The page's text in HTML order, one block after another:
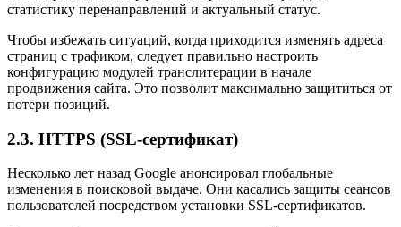
статистику перенаправлений и актуальный статус.
Чтобы избежать ситуаций, когда приходится изменять адреса
страниц с трафиком, следует правильно настроить
конфигурацию модулей транслитерации в начале
продвижения сайта. Это позволит максимально защититься от
потери позиций.
2.3. HTTPS (SSL-сертификат)
Несколько лет назад Google анонсировал глобальные
изменения в поисковой выдаче. Они касались защиты сеансов
пользователей посредством установки SSL-сертификатов.